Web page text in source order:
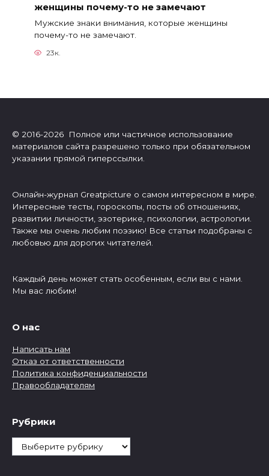
женщины почему-то не замечают
Мужские знаки внимания, которые женщины
почему-то не замечают.
23к.
© 2016-2026 Полное или частичное использование
материалов сайта разрешено только при обязательном
указании прямой гиперссылки.
Онлайн-журнал Greatpicture о самом интересном в мире.
Интересные тесты, гороскопы, посты об отношениях,
развитии личности, эзотерике, психологии, астрологии.
Также мы очень любим поэзию! Все статьи подобраны с
любовью для дорогих читателей.
Каждый день может стать особенным, если вы с нами.
Мы вас любим!
О нас
Написать нам
Отказ от ответственности
Политика конфиденциальности
Правообладателям
Рубрики
Рубрики